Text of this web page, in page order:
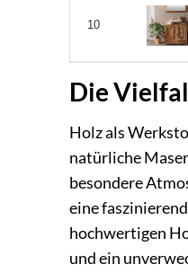
10
Die
Holz als
natürliche
besondere
eine
hochwertigen
und ein